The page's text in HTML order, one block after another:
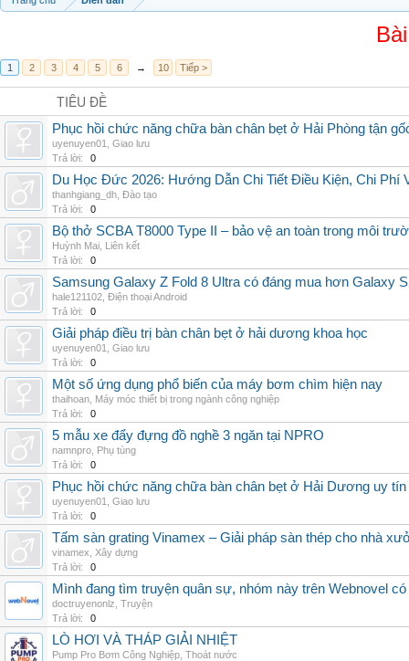
1 2 3 4 5 6 → 10 Tiếp >
TIÊU ĐỀ
Phục hồi chức năng chữa bàn chân bẹt ở Hải Phòng tận
uyenuyen01
Giao lưu
Trả lời:
0
Du Học Đức 2026: Hướng Dẫn Chi Tiết Điều Kiện, Chi Phí
thanhgiang_dh Đào tạo
Trả lời:
0
Bộ thở SCBA T8000 Type II – bảo vệ an toàn trong môi
Huỳnh Mai Liên kết
Trả lời:
0
Samsung Galaxy Z Fold 8 Ultra có đáng mua hơn Galaxy
hale121102 Điện thoại Android
Trả lời:
0
Giải pháp điều trị bàn chân bẹt ở hải dương khoa học
uyenuyen01
Giao lưu
Trả lời:
0
Một số ứng dụng phổ biến của máy bơm chìm hiện nay
thaihoan Máy móc thiết bị trong ngành công nghiệp
Trả lời:
0
5 mẫu xe đẩy đựng đồ nghề 3 ngăn tại NPRO
namnpro Phụ tùng
Trả lời:
0
Phục hồi chức năng chữa bàn chân bẹt ở Hải Dương uy tín
uyenuyen01
Giao lưu
Trả lời:
0
Tấm sàn grating Vinamex – Giải pháp sàn thép cho nhà
vinamex
Xây dựng
Trả lời:
0
Mình đang tìm truyện quân sự, nhóm này trên Webnovel
doctruyenonlz Truyện
Trả lời:
0
LÒ HƠI VÀ THÁP GIẢI NHIỆT
Pump Pro Bơm Công Nghiệp Thoát nước